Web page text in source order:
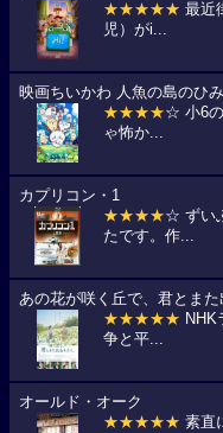
★★★★★ 最近
児）がi...
映画ちいかわ 人魚の島のひ
★★★★☆ 小6の
ゃ怖か...
カプリコン・1
★★★★☆ ずい
たです。作...
あの花が咲く丘で、君とまた
★★★★★ NHK
争と平...
オールド・オーク
★★★★★ 素直